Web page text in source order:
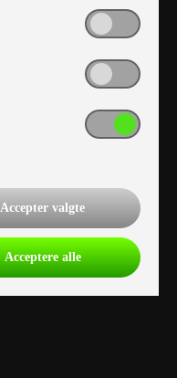
Accepter valgte
Acceptere alle